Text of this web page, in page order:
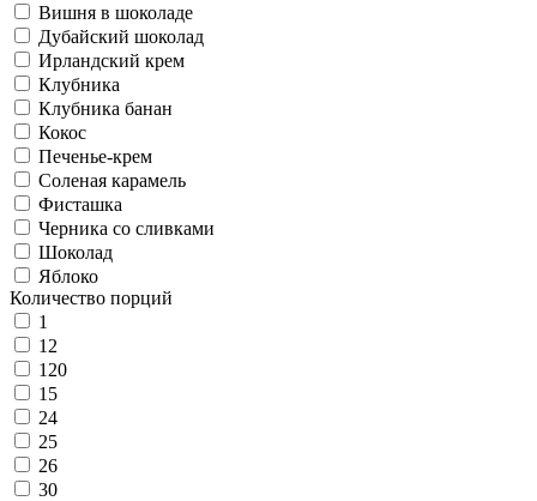
Вишня в шоколаде
Дубайский шоколад
Ирландский крем
Клубника
Клубника банан
Кокос
Печенье-крем
Соленая карамель
Фисташка
Черника со сливками
Шоколад
Яблоко
Количество порций
1
12
120
15
24
25
26
30